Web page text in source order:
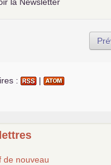
la Newsletter
: |
de nouveau